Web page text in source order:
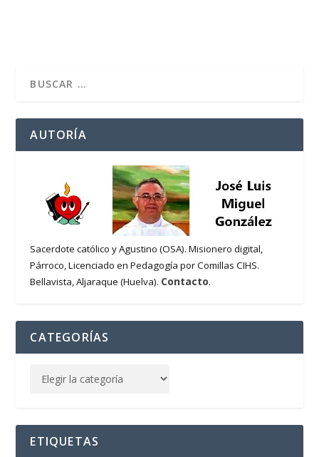
AUTORÍA
Sacerdote católico y Agustino (OSA). Misionero digital,
Párroco, Licenciado en Pedagogía por Comillas CIHS.
Bellavista, Aljaraque (Huelva). Contacto.
CATEGORÍAS
ETIQUETAS